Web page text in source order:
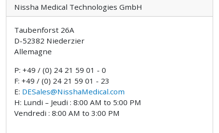
Nissha Medical Technologies GmbH
Taubenforst 26A
D-52382 Niederzier
Allemagne
P: +49 / (0) 24 21 59 01 - 0
F: +49 / (0) 24 21 59 01 - 23
E: DESales@NisshaMedical.com
H: Lundi – Jeudi : 8:00 AM to 5:00 PM
Vendredi : 8:00 AM to 3:00 PM